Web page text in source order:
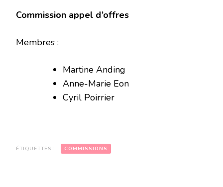
Commission appel d’offres
Membres :
Martine Anding
Anne-Marie Eon
Cyril Poirrier
ÉTIQUETTES : COMMISSIONS